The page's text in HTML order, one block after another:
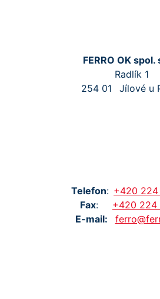
FERRO OK spol.
Radlík 1
254 01
Jílové u
Telefon: +420 224
Fax: +420 224
E-mail: